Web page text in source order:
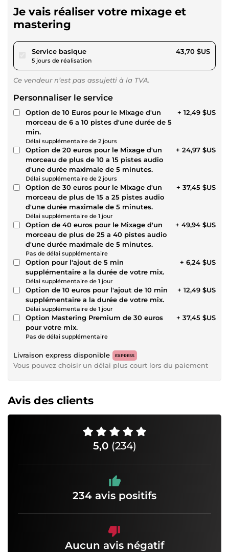
Je vais réaliser votre mixage et
mastering
Service basiquepour 40,27 $US
5 jours de réalisation
43,70 $US
Ce vendeur n’est pas assujetti à la TVA.
Personnaliser le service
Option de 10 Euros pour le Mixage d'un
morceau de 6 a 10 pistes d'une durée de 5
min.
Délai supplémentaire de 2 jours
+ 12,49 $US
Option de 20 euros pour le Mixage d'un
morceau de plus de 10 a 15 pistes audio
d'une durée maximale de 5 minutes.
Délai supplémentaire de 2 jours
+ 24,97 $US
Option de 30 euros pour le Mixage d'un
morceau de plus de 15 a 25 pistes audio
d'une durée maximale de 5 minutes.
Délai supplémentaire de 1 jour
+ 37,45 $US
Option de 40 euros pour le Mixage d'un
morceau de plus de 25 a 40 pistes audio
d'une durée maximale de 5 minutes.
Pas de délai supplémentaire
+ 49,94 $US
Option pour l'ajout de 5 min
supplémentaire a la durée de votre mix.
Délai supplémentaire de 1 jour
+ 6,24 $US
Option de 10 euros pour l'ajout de 10 min
supplémentaire a la durée de votre mix.
Délai supplémentaire de 1 jour
+ 12,49 $US
Option Mastering Premium de 30 euros
pour votre mix.
Pas de délai supplémentaire
+ 37,45 $US
Livraison express disponible EXPRESS
Vous pouvez choisir un délai plus court lors du paiement
Avis des clients
5,0 (234)
234 avis positifs
Aucun avis négatif